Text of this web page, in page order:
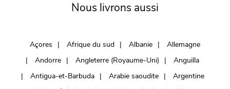
Nous livrons aussi
Açores Afrique du sud Albanie
Allemagne
Andorre
Angleterre (Royaume-Uni)
Anguilla
Antigua-et-Barbuda
Arabie saoudite
Argentine